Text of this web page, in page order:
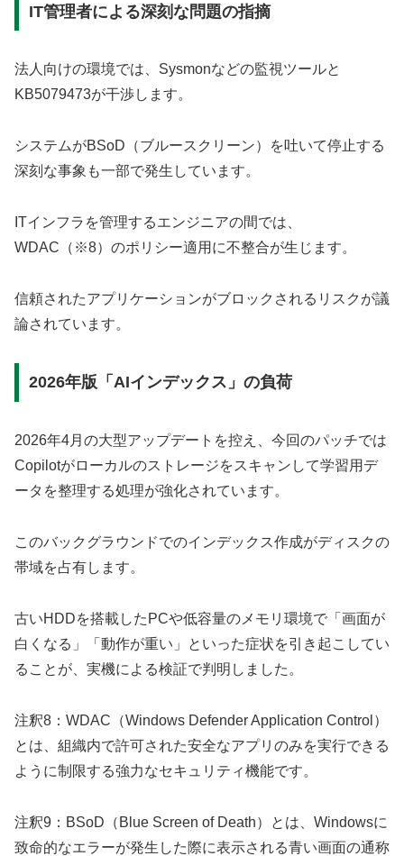
IT管理者による深刻な問題の指摘
法人向けの環境では、Sysmonなどの監視ツールと
KB5079473が干渉します。
システムがBSoD（ブルースクリーン）を吐いて停止する
深刻な事象も一部で発生しています。
ITインフラを管理するエンジニアの間では、
WDAC（※8）のポリシー適用に不整合が生じます。
信頼されたアプリケーションがブロックされるリスクが議
論されています。
2026年版「AIインデックス」の負荷
2026年4月の大型アップデートを控え、今回のパッチでは
Copilotがローカルのストレージをスキャンして学習用デ
ータを整理する処理が強化されています。
このバックグラウンドでのインデックス作成がディスクの
帯域を占有します。
古いHDDを搭載したPCや低容量のメモリ環境で「画面が
白くなる」「動作が重い」といった症状を引き起こしてい
ることが、実機による検証で判明しました。
注釈8：WDAC（Windows Defender Application Control）
とは、組織内で許可された安全なアプリのみを実行できる
ように制限する強力なセキュリティ機能です。
注釈9：BSoD（Blue Screen of Death）とは、Windowsに
致命的なエラーが発生した際に表示される青い画面の通称